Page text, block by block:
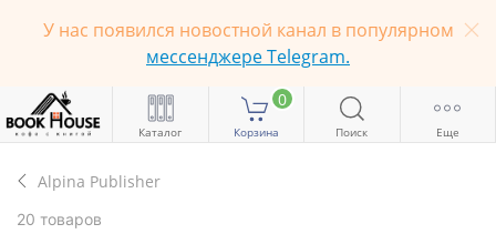
У нас появился новостной канал в популярном
мессенджере Telegram.
Каталог
0
Корзина Поиск Еще
Alpina Publisher
20 товаров